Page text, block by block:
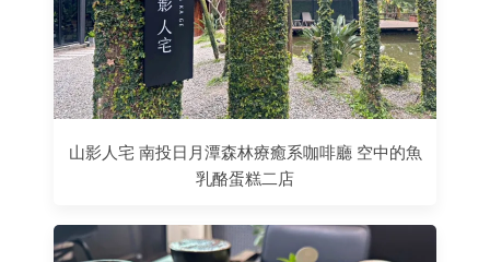
山影人宅 南投日月潭森林療癒系咖啡廳 空中的魚
乳酪蛋糕二店